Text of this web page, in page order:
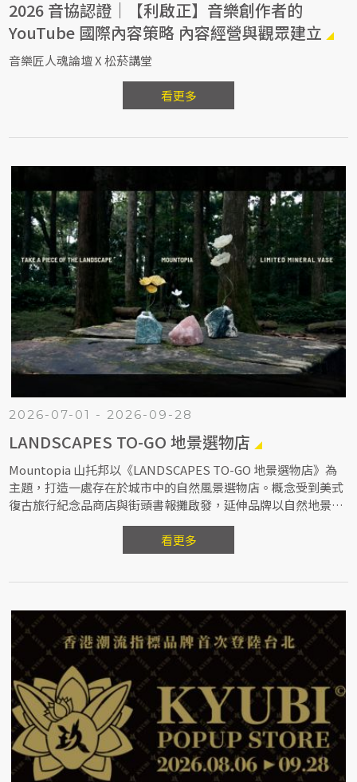
2026 音協認證｜【利啟正】音樂創作者的
YouTube 國際內容策略 內容經營與觀眾建立
音樂匠人魂論壇 X 松菸講堂
看更多
2026-07-01 - 2026-09-28
LANDSCAPES TO-GO 地景選物店
Mountopia 山托邦以《LANDSCAPES TO-GO 地景選物店》為
主題，打造一處存在於城市中的自然風景選物店。概念受到美式
復古旅行紀念品商店與街頭書報攤啟發，延伸品牌以自然地景為
創作靈感的設計脈絡，在夏季旅遊氛圍中，透過礦石飾品、礦石
花瓶等作品，呈現一間能夠「帶走地景靈感」的自然風景選物
看更多